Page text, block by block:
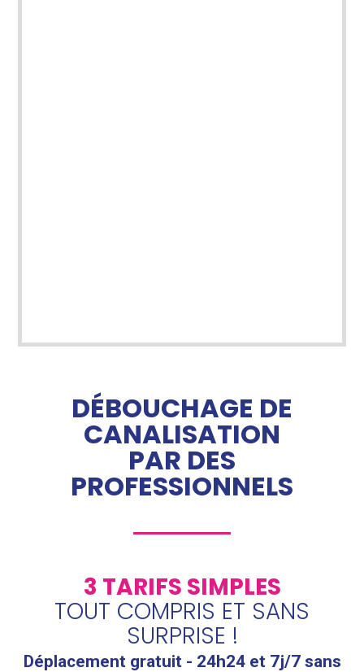
DÉBOUCHAGE DE
CANALISATION
PAR DES
PROFESSIONNELS
3 TARIFS SIMPLES
TOUT COMPRIS ET SANS
SURPRISE !
Déplacement gratuit - 24h24 et 7j/7 sans